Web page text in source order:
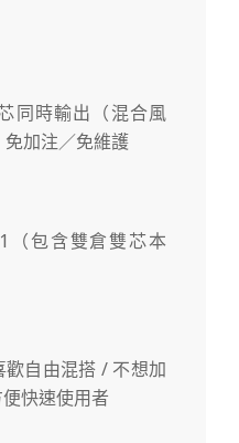
同時輸出（混合風
加注／免維護
（包含雙倉雙芯本
自由混搭 / 不想加
快速使用者